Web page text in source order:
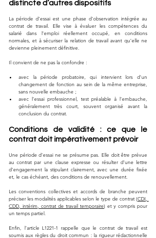
distincte d’autres dispositifs
La période d’essai est une phase d’observation intégrée au
contrat de travail. Elle vise à évaluer les compétences du
salarié dans l’emploi réellement occupé, en conditions
normales, et à sécuriser la relation de travail avant qu’elle ne
devienne pleinement définitive.
Il convient de ne pas la confondre :
avec la période probatoire, qui intervient lors d’un
changement de fonction au sein de la même entreprise,
sans nouvelle embauche ;
avec l’essai professionnel, test préalable à l’embauche,
généralement très court, souvent organisé avant la
conclusion du contrat.
Conditions de validité : ce que le
contrat doit impérativement prévoir
Une période d’essai ne se présume pas. Elle doit être prévue
au contrat par une clause expresse ou résulter d’une lettre
d’engagement la stipulant clairement, avec une durée fixée
et, le cas échéant, des conditions de renouvellement.
Les conventions collectives et accords de branche peuvent
préciser les modalités applicables selon le type de contrat (CDI,
CDD, intérim, contrat de travail temporaire) et y compris pour
un temps partiel.
Enfin, l’article L1221-1 rappelle que le contrat de travail est
soumis aux règles du droit commun : la rigueur rédactionnelle